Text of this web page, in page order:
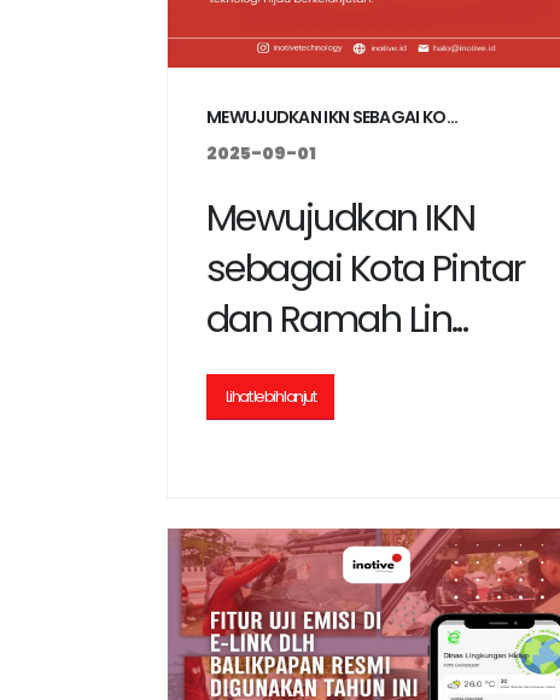
MEWUJUDKAN IKN SEBAGAI KO...
2025-09-01
Mewujudkan IKN
sebagai Kota Pintar
dan Ramah Lin...
Lihat lebih lanjut